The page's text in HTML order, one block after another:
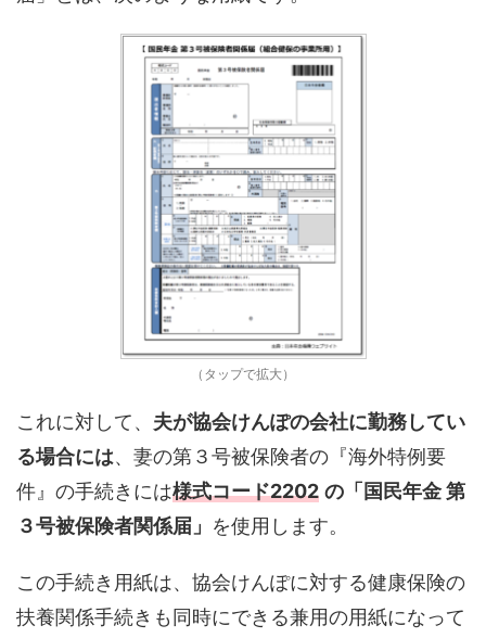
（タップで拡大）
これに対して、 夫が協会けんぽの会社に勤務してい
る場合には、妻の第３号被保険者の『海外特例要
件』の手続きには様式コード2202 の「国民年金 第
３号被保険者関係届」 を使用します。
この手続き用紙は、協会けんぽに対する健康保険の
扶養関係手続きも同時にできる兼用の用紙になって